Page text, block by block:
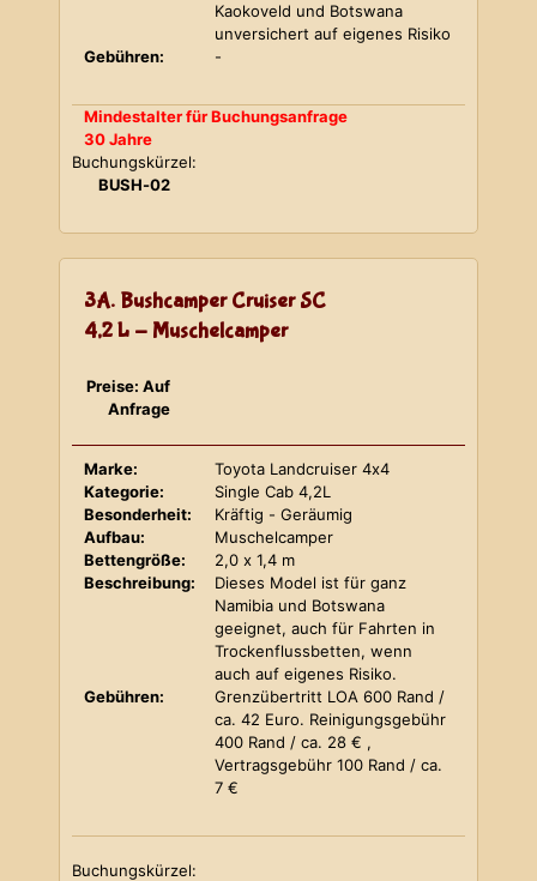
Kaokoveld und Botswana
unversichert auf eigenes Risiko
Gebühren:
-
Mindestalter für Buchungsanfrage
30 Jahre
Buchungskürzel:
BUSH-02
3A. Bushcamper Cruiser SC
4,2 L - Muschelcamper
Preise: Auf
Anfrage
Marke:
Toyota Landcruiser 4x4
Kategorie:
Single Cab 4,2L
Besonderheit:
Kräftig - Geräumig
Aufbau:
Muschelcamper
Bettengröße:
2,0 x 1,4 m
Beschreibung:
Dieses Model ist für ganz
Namibia und Botswana
geeignet, auch für Fahrten in
Trockenflussbetten, wenn
auch auf eigenes Risiko.
Gebühren:
Grenzübertritt LOA 600 Rand /
ca. 42 Euro. Reinigungsgebühr
400 Rand / ca. 28 € ,
Vertragsgebühr 100 Rand / ca.
7 €
Buchungskürzel: